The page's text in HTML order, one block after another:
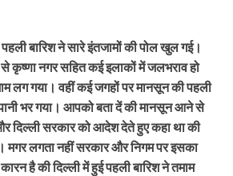
पहली बारिश ने सारे इंतजामों की पोल खुल गई।
कृष्णा नगर सहित कई इलाकों में जलभराव हो
लग गया। वहीं कई जगहों पर मानसून की पहली
भर गया। आपको बता दें की मानसून आने से
दिल्ली सरकार को आदेश देते हुए कहा था की
मगर लगता नहीं सरकार और निगम पर इसका
है की दिल्ली में हुई पहली बारिश ने तमाम